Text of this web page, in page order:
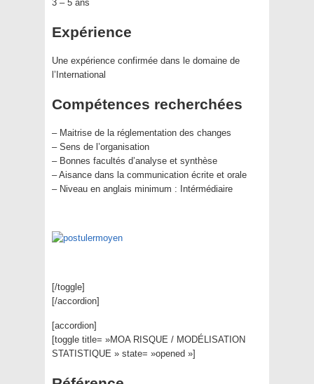
3 – 5 ans
Expérience
Une expérience confirmée dans le domaine de
l’International
Compétences recherchées
– Maitrise de la réglementation des changes
– Sens de l’organisation
– Bonnes facultés d’analyse et synthèse
– Aisance dans la communication écrite et orale
– Niveau en anglais minimum : Intérmédiaire
[/toggle]
[/accordion]
[accordion]
[toggle title= »MOA RISQUE / MODÉLISATION
STATISTIQUE » state= »opened »]